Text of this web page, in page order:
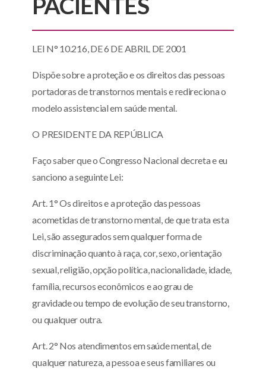
PACIENTES
LEI N° 10.216, DE 6 DE ABRIL DE 2001
Dispõe sobre a proteção e os direitos das pessoas
portadoras de transtornos mentais e redireciona o
modelo assistencial em saúde mental.
O PRESIDENTE DA REPÚBLICA
Faço saber que o Congresso Nacional decreta e eu
sanciono a seguinte Lei:
Art. 1° Os direitos e a proteção das pessoas
acometidas de transtorno mental, de que trata esta
Lei, são assegurados sem qualquer forma de
discriminação quanto à raça, cor, sexo, orientação
sexual, religião, opção política, nacionalidade, idade,
família, recursos econômicos e ao grau de
gravidade ou tempo de evolução de seu transtorno,
ou qualquer outra.
Art. 2° Nos atendimentos em saúde mental, de
qualquer natureza, a pessoa e seus familiares ou